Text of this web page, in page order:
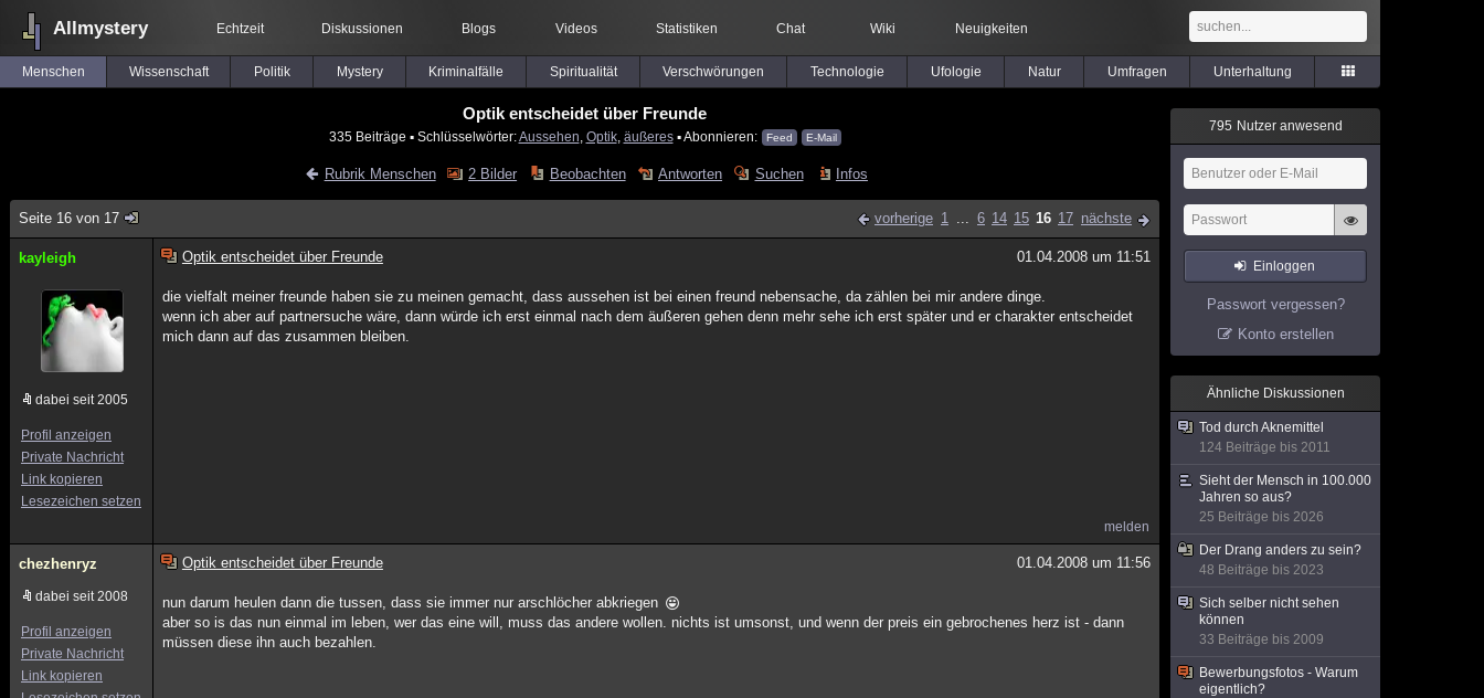
Allmystery Echtzeit Diskussionen Blogs Videos Statistiken Chat Wiki Neuigkeiten
Menschen Wissenschaft Politik Mystery Kriminalfälle Spiritualität Verschwörungen Technologie Ufologie Natur Umfragen Unterhaltung
Optik entscheidet über Freunde
335 Beiträge ▪ Schlüsselwörter:Aussehen Optik, äußeres▪ Abonnieren: Feed E-Mail
Rubrik Menschen 2 Bilder Beobachten Antworten Suchen Infos
Seite 16 von 17 vorherige 1 ... 6 14 15 16 17 nächste
kayleigh
dabei seit 2005
Profil anzeigen
Private Nachricht
Link kopieren
Lesezeichen setzen
Optik entscheidet über Freunde 01.04.2008 um 11:51
die vielfalt meiner freunde haben sie zu meinen gemacht, dass aussehen ist bei einen freund nebensache, da zählen bei mir andere dinge.
wenn ich aber auf partnersuche wäre, dann würde ich erst einmal nach dem äußeren gehen denn mehr sehe ich erst später und er charakter entscheidet
mich dann auf das zusammen bleiben.
melden
chezhenryz
dabei seit 2008
Profil anzeigen
Private Nachricht
Link kopieren
Optik entscheidet über Freunde 01.04.2008 um 11:56
nun darum heulen dann die tussen, dass sie immer nur arschlöcher abkriegen
aber so is das nun einmal im leben, wer das eine will, muss das andere wollen. nichts ist umsonst, und wenn der preis ein gebrochenes herz ist - dann
müssen diese ihn auch bezahlen.
795 Nutzer anwesend
Einloggen
Passwort vergessen?
Konto erstellen
Ähnliche Diskussionen
Tod durch Aknemittel
124 Beiträge bis 2011
Sieht der Mensch in 100.000
Jahren so aus?
25 Beiträge bis 2026
Der Drang anders zu sein?
48 Beiträge bis 2023
Sich selber nicht sehen
können
33 Beiträge bis 2009
Bewerbungsfotos - Warum
eigentlich?